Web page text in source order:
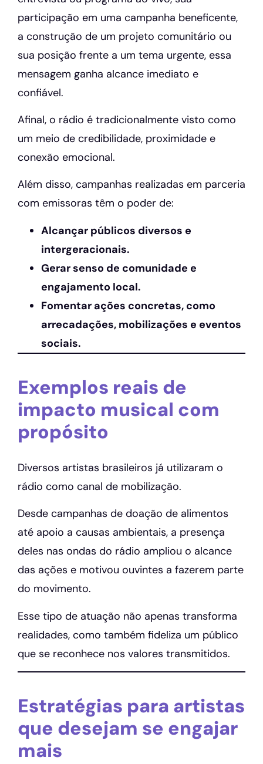
participação em uma campanha beneficente,
a construção de um projeto comunitário ou
sua posição frente a um tema urgente, essa
mensagem ganha alcance imediato e
confiável.
Afinal, o rádio é tradicionalmente visto como
um meio de credibilidade, proximidade e
conexão emocional.
Além disso, campanhas realizadas em parceria
com emissoras têm o poder de:
Alcançar públicos diversos e
intergeracionais.
Gerar senso de comunidade e
engajamento local.
Fomentar ações concretas, como
arrecadações, mobilizações e eventos
sociais.
Exemplos reais de
impacto musical com
propósito
Diversos artistas brasileiros já utilizaram o
rádio como canal de mobilização.
Desde campanhas de doação de alimentos
até apoio a causas ambientais, a presença
deles nas ondas do rádio ampliou o alcance
das ações e motivou ouvintes a fazerem parte
do movimento.
Esse tipo de atuação não apenas transforma
realidades, como também fideliza um público
que se reconhece nos valores transmitidos.
Estratégias para artistas
que desejam se engajar
mais